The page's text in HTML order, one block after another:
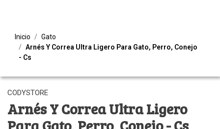
Inicio
Gato
Arnés Y Correa Ultra Ligero Para Gato, Perro, Conejo
- Cs
CODYSTORE
Arnés Y Correa Ultra Ligero